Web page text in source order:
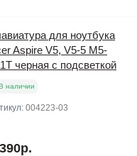
для ноутбука
Aspire V5, V5-5 M5-
черная с подсветкой
наличии
004223-03